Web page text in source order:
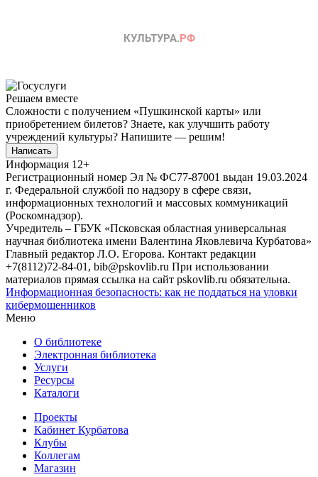
Решаем вместе
Сложности с получением «Пушкинской карты» или
приобретением билетов? Знаете, как улучшить работу
учреждений культуры? Напишите — решим!
Написать
Информация 12+
Регистрационный номер Эл № ФС77-87001 выдан 19.03.2024
г. Федеральной службой по надзору в сфере связи,
информационных технологий и массовых коммуникаций
(Роскомнадзор).
Учредитель – ГБУК «Псковская областная универсальная
научная библиотека имени Валентина Яковлевича Курбатова»
Главный редактор Л.О. Егорова. Контакт редакции
+7(8112)72-84-01, bib@pskovlib.ru При использовании
материалов прямая ссылка на сайт pskovlib.ru обязательна.
Информационная безопасность: как не поддаться на уловки
кибермошенников
Меню
О библиотеке
Электронная библиотека
Услуги
Ресурсы
Каталоги
Проекты
Кабинет Курбатова
Клубы
Коллегам
Магазин